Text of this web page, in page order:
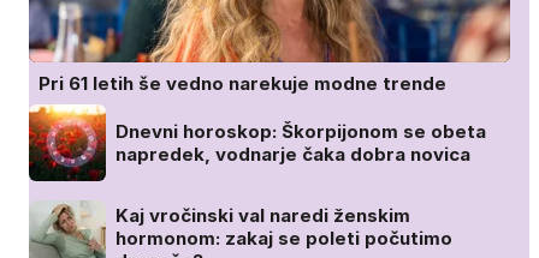
Pri 61 letih še vedno narekuje modne trende
Dnevni horoskop: Škorpijonom se obeta
napredek, vodnarje čaka dobra novica
Kaj vročinski val naredi ženskim
hormonom: zakaj se poleti počutimo